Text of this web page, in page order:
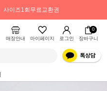
사이즈1회무료교환권
매장안내 마이페이지 로그인
0
장바구니